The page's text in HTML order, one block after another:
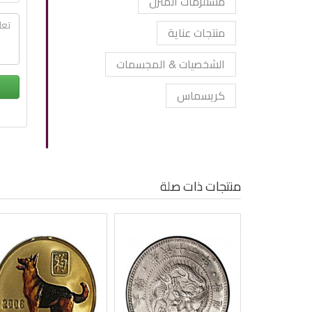
منتجات عناية
الشخصيات & المجسمات
كريسماس
منتجات ذات صلة